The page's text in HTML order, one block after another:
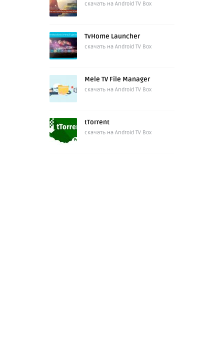
скачать на Android TV Box
TvHome Launcher
скачать на Android TV Box
Mele TV File Manager
скачать на Android TV Box
tTorrent
скачать на Android TV Box